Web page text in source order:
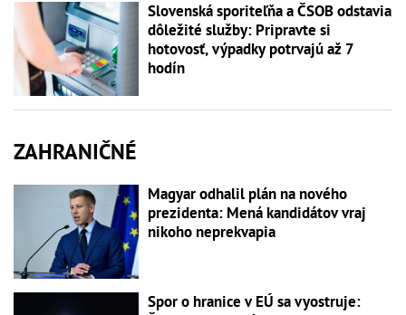
Slovenská sporiteľňa a ČSOB odstavia
dôležité služby: Pripravte si
hotovosť, výpadky potrvajú až 7
hodín
ZAHRANIČNÉ
Magyar odhalil plán na nového
prezidenta: Mená kandidátov vraj
nikoho neprekvapia
Spor o hranice v EÚ sa vyostruje: